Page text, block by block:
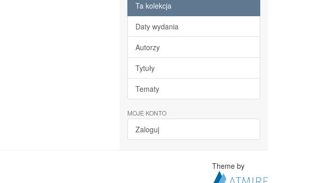
Ta kolekcja
Daty wydania
Autorzy
Tytuły
Tematy
MOJE KONTO
Zaloguj
Theme by